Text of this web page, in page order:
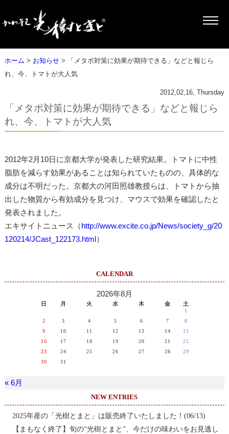
ホーム > お知らせ> 「メタボ対策に効果が期待できる」などと報じら
れ、今、トマトが大人気
2012,02,16, Thursday
「メタボ対策に効果が期待できる」などと報じら
れ、今、トマトが大人気
2012年2月10日に京都大学が発表した研究結果。トマトに中性
脂肪を減らす効果があることは知られていたものの、具体的な
成分は不明だった。京都大の河田照雄教授らは、トマトから抽
出した物質から有効成分を見つけ、マウスで効果を確認したと
発表されました。
エキサイトニュース（ http://www.excite.co.jp/News/society_g/20
120214/JCast_122173.html ）
CALENDAR
2026年8月
日 月 火 水 木 金 土
1
2
3 4 5 6 7
8
9
10 11 12 13 14
15
16
17 18 19 20 21
22
23
24 25 26 27 28
29
30
31
« 6月
NEW ENTRIES
2025年産の「光樹とまと」は販売終了いたしました！(06/13)
【まもなく終了】旬の“光樹とまと”、今だけの味わいをお見逃し